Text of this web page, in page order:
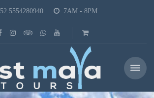
52 5554280940 7AM - 8PM